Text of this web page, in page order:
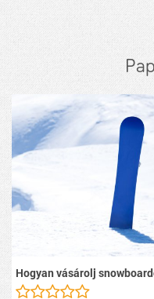
Hogyan vásárolj